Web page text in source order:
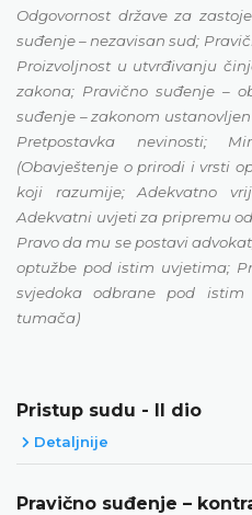
Odgovornost države za
suđenje – nezavisan sud;
Proizvoljnost u utvrđivanju
zakona; Pravično suđenje –
suđenje – zakonom
Pretpostavka nevinosti;
(Obavještenje o prirodi i vrsti
koji razumije; Adekvatno
Adekvatni uvjeti za pripremu
Pravo da mu se postavi
optužbe pod istim uvjetima;
svjedoka odbrane pod istim
tumača)
Pristup sudu - II dio
Detaljnije
Pravično suđenje –